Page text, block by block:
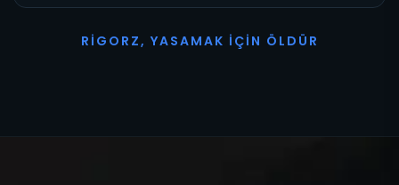
R I G O R Z, YASAMAK İ ÇI N Ö L D Ü R